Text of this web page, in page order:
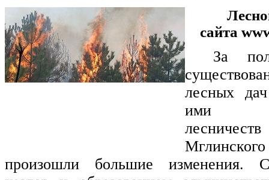
сайта
За
лесных
ими
произошли большие изменения.